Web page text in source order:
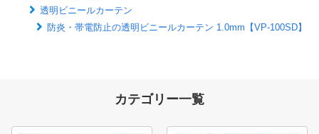
透明ビニールカーテン
防炎・帯電防止の透明ビニールカーテン 1.0mm【VP-100SD】
カテゴリー一覧